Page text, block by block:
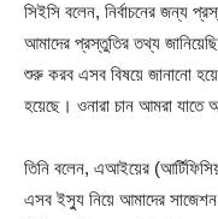
সিইসি বলেন, নির্বাচনের জন্য
আমাদের প্রস্তুতির তথ্য
শুরু করব এসব বিষয়ে জানানো
হয়েছে। ওনারা চান আমরা যাতে
তিনি বলেন, এআইয়ের
এসব ইস্যু নিয়ে আমাদের সাজেশন